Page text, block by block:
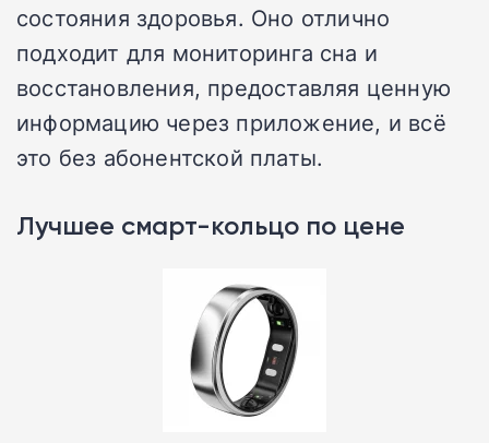
состояния здоровья. Оно отлично
подходит для мониторинга сна и
восстановления, предоставляя ценную
информацию через приложение, и всё
это без абонентской платы.
Лучшее смарт-кольцо по цене